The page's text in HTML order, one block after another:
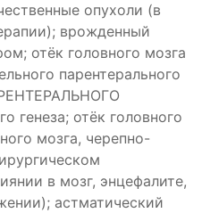
опухоли (в
врожденный
отёк головного мозга
парентерального
генеза; отёк головного
мозга, черепно-
в мозг, энцефалите,
астматический